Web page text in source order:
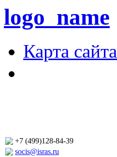
logo_name
Карта сайта
+7 (499)128-84-39
socis@isras.ru